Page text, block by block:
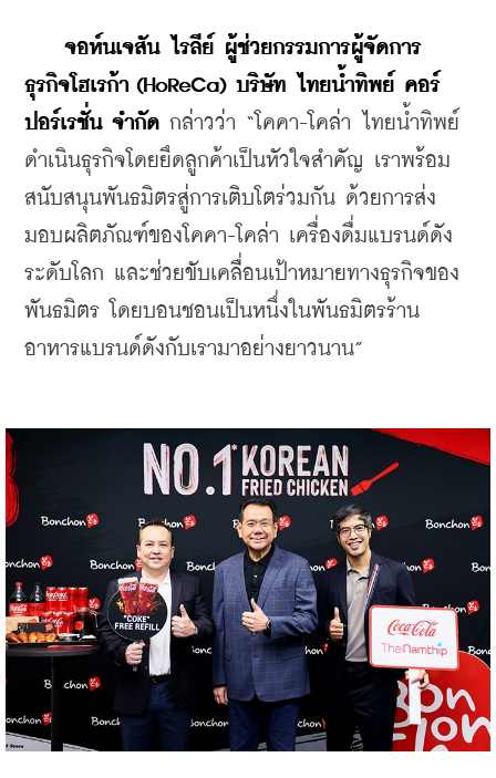
จอห์นเจสัน ไรลีย์ ผู้ช่วยกรรมการผู้จัดการ
ธุรกิจโฮเรก้า (HoReCa) บริษัท ไทยน้ำทิพย์ คอร์
ปอร์เรชั่น จำกัด กล่าวว่า “โคคา-โคล่า ไทยน้ำทิพย์
ดำเนินธุรกิจโดยยึดลูกค้าเป็นหัวใจสำคัญ เราพร้อม
สนับสนุนพันธมิตรสู่การเติบโตร่วมกัน ด้วยการส่ง
มอบผลิตภัณฑ์ของโคคา-โคล่า เครื่องดื่มแบรนด์ดัง
ระดับโลก และช่วยขับเคลื่อนเป้าหมายทางธุรกิจของ
พันธมิตร โดยบอนชอนเป็นหนึ่งในพันธมิตรร้าน
อาหารแบรนด์ดังกับเรามาอย่างยาวนาน”